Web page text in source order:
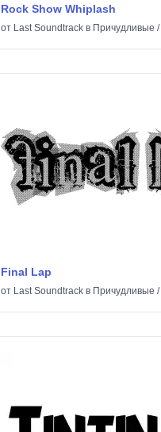
Rock Show Whiplash
от Last Soundtrack в Причудливые /
Final Lap
от Last Soundtrack в Причудливые /